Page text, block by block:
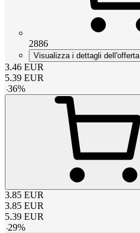
2886
Visualizza i dettagli dell'offerta
3.46 EUR
5.39 EUR
-36%
3.85 EUR
3.85 EUR
5.39 EUR
-29%